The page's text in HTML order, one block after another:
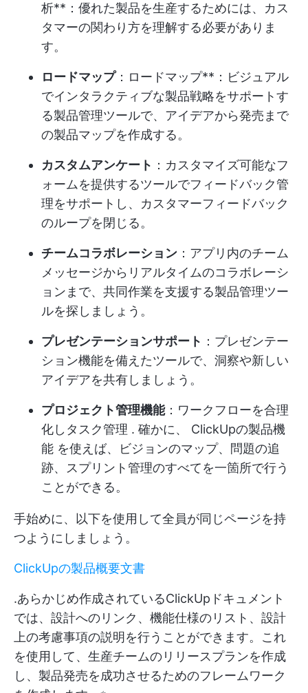
析**：優れた製品を生産するためには、カス
タマーの関わり方を理解する必要がありま
す。
ロードマップ：ロードマップ**：ビジュアル
でインタラクティブな製品戦略をサポートす
る製品管理ツールで、アイデアから発売まで
の製品マップを作成する。
カスタムアンケート ：カスタマイズ可能なフ
ォームを提供するツールでフィードバック管
理をサポートし、カスタマーフィードバック
のループを閉じる。
チームコラボレーション ：アプリ内のチーム
メッセージからリアルタイムのコラボレーシ
ョンまで、共同作業を支援する製品管理ツー
ルを探しましょう。
プレゼンテーションサポート ：プレゼンテー
ション機能を備えたツールで、洞察や新しい
アイデアを共有しましょう。
プロジェクト管理機能：ワークフローを合理
化し タスク管理 . 確かに、 ClickUpの製品機
能 を使えば、ビジョンのマップ、問題の追
跡、スプリント管理のすべてを一箇所で行う
ことができる。
手始めに、以下を使用して全員が同じページを持
つようにしましょう。
ClickUpの製品概要文書
.あらかじめ作成されているClickUpドキュメント
では、設計へのリンク、機能仕様のリスト、設計
上の考慮事項の説明を行うことができます。これ
を使用して、生産チームのリリースプランを作成
し、製品発売を成功させるためのフレームワーク